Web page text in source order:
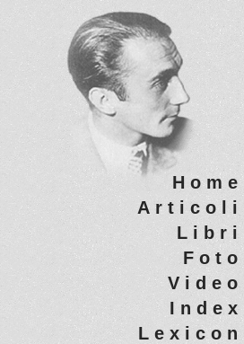
Home
Articoli
Libri
Foto
Video
Index
Lexicon